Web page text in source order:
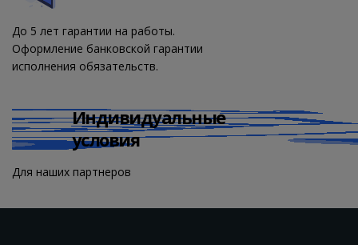
До 5 лет гарантии на работы.
Оформление банковской гарантии
исполнения обязательств.
Индивидуальные
условия
Для наших партнеров